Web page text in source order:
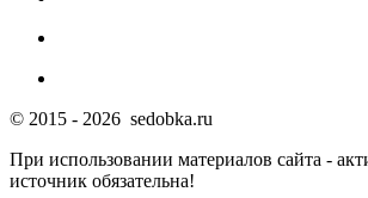
© 2015 - 2026 sedobka.ru
При использовании материалов сайта -
источник обязательна!